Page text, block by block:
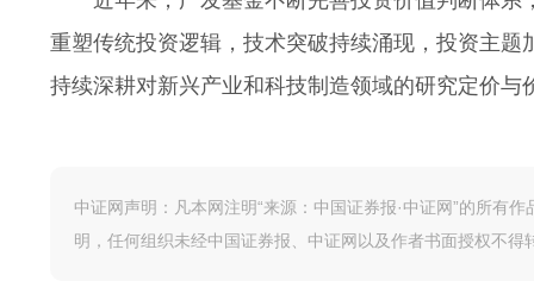
重塑传统投资逻辑，技术突破持续涌现，投资主
持续深耕对新兴产业和科技制造领域的研究定价
中证网声明：凡本网注明“来源：中国证券报·中证网”的所有
明，任何组织未经中国证券报、中证网以及作者书面授权不